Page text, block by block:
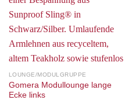
LOUNGE/MODULGRUPPE
Gomera Modullounge lange
Ecke links